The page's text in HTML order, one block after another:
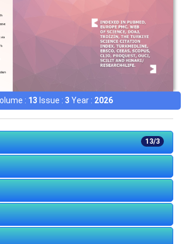
: 13 Issue : 3 Year : 2026
13/3